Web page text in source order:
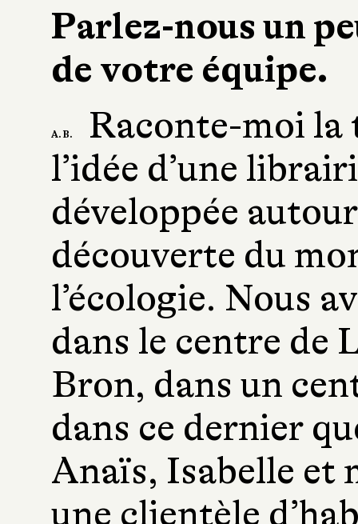
Parlez-nous un
de votre équipe.
A. B.
Raconte-moi
l’idée d’une
développée
découverte du
l’écologie. Nous
dans le centre de
Bron, dans un
dans ce dernier
Anaïs, Isabelle et
une clientèle